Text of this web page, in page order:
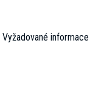
Vyžadované informace